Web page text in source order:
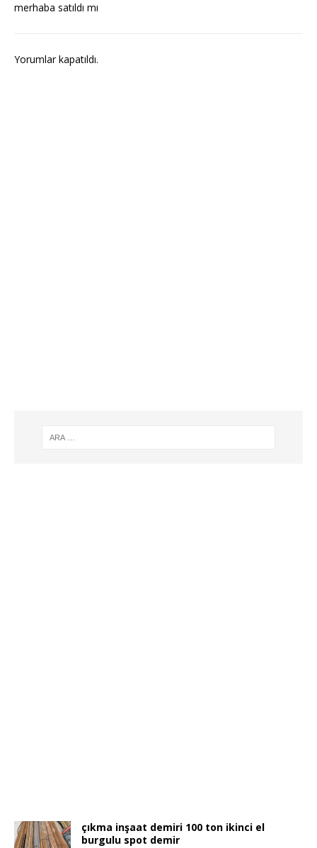
merhaba satıldı mı
Yorumlar kapatıldı.
çıkma inşaat demiri 100 ton ikinci el
burgulu spot demir